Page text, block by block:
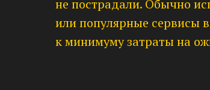
не пострадали. Обычно
или популярные сервисы
к минимуму затраты на